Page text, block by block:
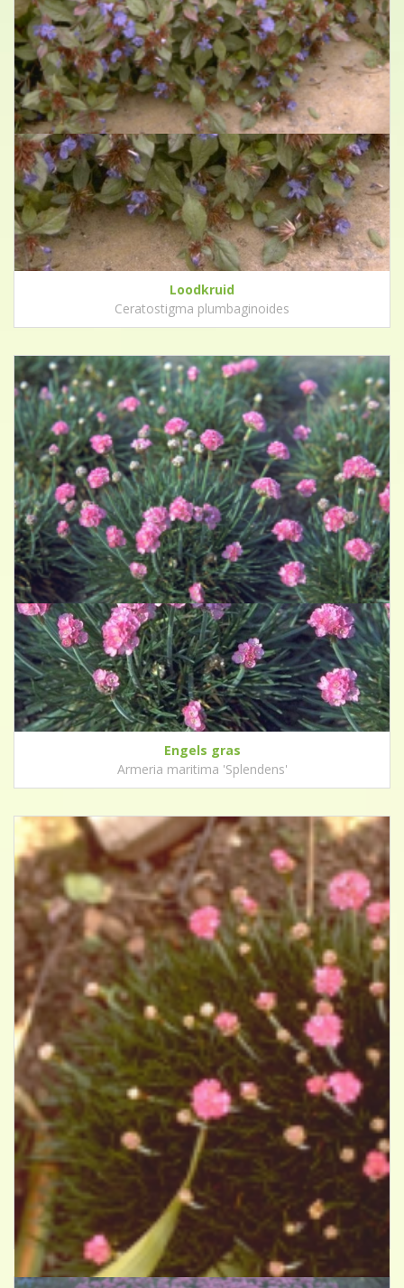
Loodkruid
Ceratostigma plumbaginoides
Engels gras
Armeria maritima 'Splendens'
Engels gras
Armeria maritima 'Splendens Perfecta'